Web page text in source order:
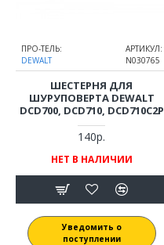
ПРО-ТЕЛЬ:
DEWALT
АРТИКУЛ:
N030765
ШЕСТЕРНЯ ДЛЯ
ШУРУПОВЕРТА DEWALT
DCD700, DCD710, DCD710C2P
140р.
НЕТ В НАЛИЧИИ
Уведомить о
поступлении